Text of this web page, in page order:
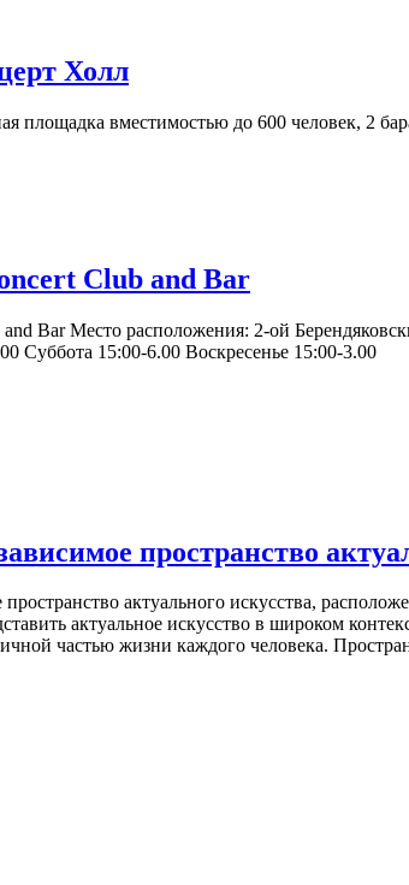
Холл
площадка вместимостью до 600 человек, 2
Club and Bar
and Bar Место расположения: 2-ой
Суббота 15:00-6.00 Воскресенье 15:00-3.00
пространство
актуального искусства,
актуальное искусство в широком
частью жизни каждого человека.